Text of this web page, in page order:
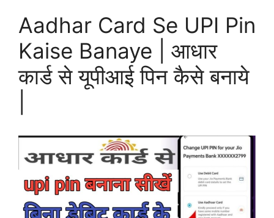
Aadhar Card Se UPI Pin
Kaise Banaye | आधार
कार्ड से यूपीआई पिन कैसे बनाये